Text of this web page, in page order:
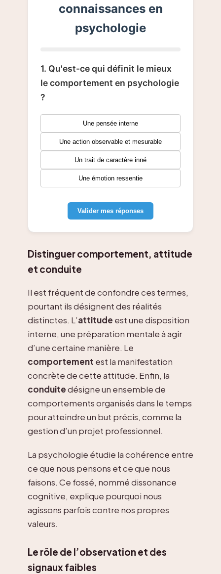
connaissances en
psychologie
1. Qu'est-ce qui définit le mieux
le comportement en psychologie
?
Une pensée interne
Une action observable et mesurable
Un trait de caractère inné
Une émotion ressentie
Valider mes réponses
Distinguer comportement, attitude
et conduite
Il est fréquent de confondre ces termes,
pourtant ils désignent des réalités
distinctes. L’attitude est une disposition
interne, une préparation mentale à agir
d’une certaine manière. Le
comportement est la manifestation
concrète de cette attitude. Enfin, la
conduitedésigne un ensemble de
comportements organisés dans le temps
pour atteindre un but précis, comme la
gestion d’un projet professionnel.
La psychologie étudie la cohérence entre
ce que nous pensons et ce que nous
faisons. Ce fossé, nommé dissonance
cognitive, explique pourquoi nous
agissons parfois contre nos propres
valeurs.
Le rôle de l’observation et des
signaux faibles